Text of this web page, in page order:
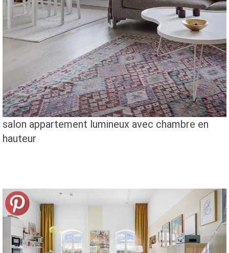
salon appartement lumineux avec chambre en
hauteur